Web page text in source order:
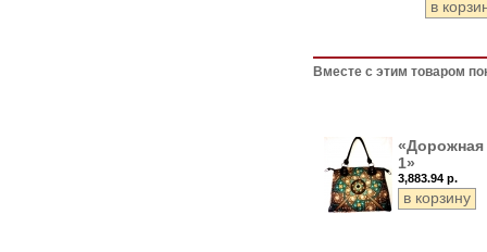
Вместе с этим товаром
«Дорожная
1»
3,883.94 р.